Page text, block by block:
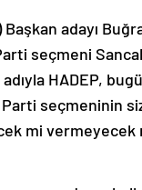
seçmeni
HADEP,
seçmeninin
mi vermeyecek